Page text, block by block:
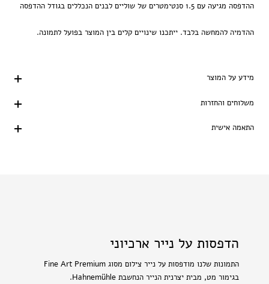
ההדפסה מגיעה עם 1.5 סנטימטרים של שוליים לבנים הנכללים בגודל ההדפסה
ההדמיה להמחשה בלבד. ייתכנו שינויים קלים בין המוצר בפועל לתמונה.
מידע על המוצר
משלוחים והחזרות
התאמה אישית
הדפסות על נייר ארכיוני
התמונות שלנו מודפסות על נייר צילום מסוג Fine Art Premium
בגימור מט, מבית יצרנית הנייר הנחשבת Hahnemühle.